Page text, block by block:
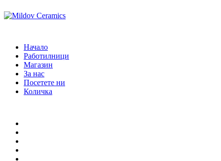
Начало
Работилници
Магазин
За нас
Посетете ни
Количка